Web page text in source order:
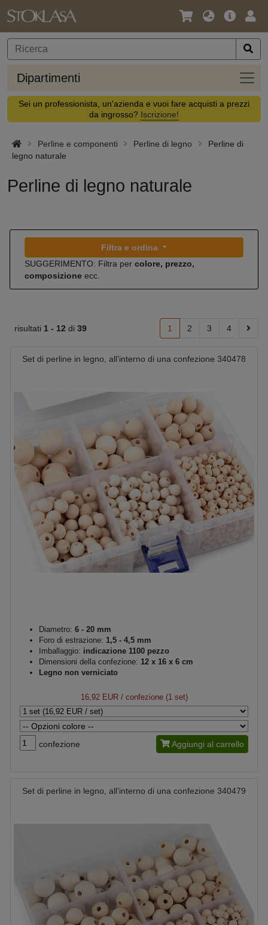
Lingua
Valuta
Offerta
Dipartimenti
Sei un professionista, un'azienda e vuoi fare acquisti a prezzi
da ingrosso? Iscrizione!
Perline e componenti Perline di legno
Perline di
legno naturale
Perline di legno naturale
Filtra e ordina
SUGGERIMENTO: Filtra per colore, prezzo,
composizione ecc.
risultati 1 - 12 di 39 1 2 3 4
Set di perline in legno, all’interno di una confezione 340478
Diametro: 6 - 20 mm
Foro di estrazione: 1,5 - 4,5 mm
Imballaggio: indicazione 1100 pezzo
Dimensioni della confezione: 12 x 16 x 6 cm
Legno non verniciato
16,92 EUR/ confezione (1 set)
confezione Aggiungi al carrello
Set di perline in legno, all’interno di una confezione 340479